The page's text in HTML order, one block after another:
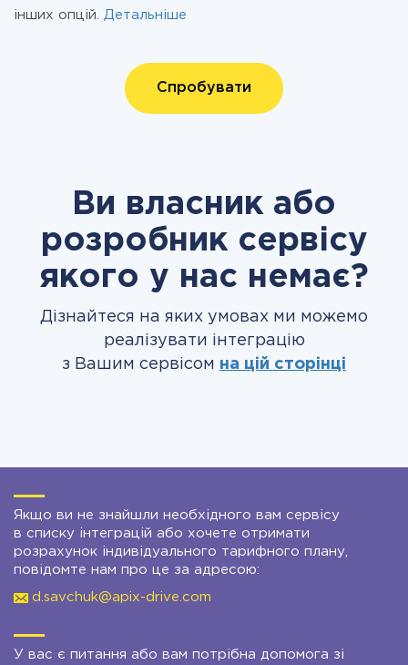
інших опцій. Детальніше
Спробувати
Ви власник або
розробник сервісу
якого у нас немає?
Дізнайтеся на яких умовах ми можемо
реалізувати інтеграцію
з Вашим сервісом на цій сторінці
Якщо ви не знайшли необхідного вам сервісу
в списку інтеграцій або хочете отримати
розрахунок індивідуального тарифного плану,
повідомте нам про це за адресою:
d.savchuk@apix-drive.com
У вас є питання або вам потрібна допомога зі